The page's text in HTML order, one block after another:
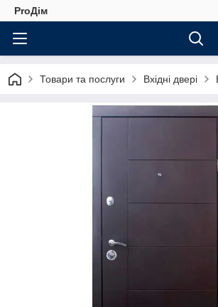
ProДім
Товари та послуги Вхідні двері